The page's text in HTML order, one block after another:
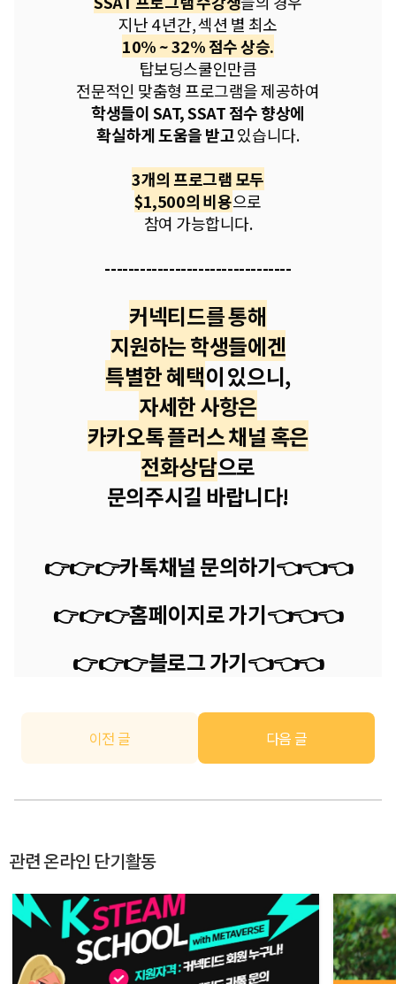
지난 4 년간, 섹션 별 최소
10% ~ 32% 점수 상승.
탑보딩스쿨인만큼
전문적인 맞춤형 프로그램을 제공하여
학생들이 SAT, SSAT 점수 향상에
확실하게 도움을 받고있습니다.
3개의 프로그램 모두
$1,500의 비용으로
참여 가능합니다.
--------------------------------
커넥티드를 통해
지원하는 학생들에겐
특별한 혜택이 있으니,
자세한 사항은
카카오톡 플러스 채널 혹은
전화상담으로
문의주시길 바랍니다!
👉👉👉카톡채널 문의하기👈👈👈
👉👉👉홈페이지로 가기👈👈👈
👉👉👉블로그 가기👈👈👈
이전 글 다음 글
관련 온라인 단기활동